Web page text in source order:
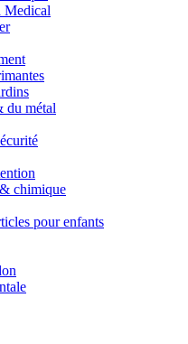
Medical
du métal
chimique
pour enfants